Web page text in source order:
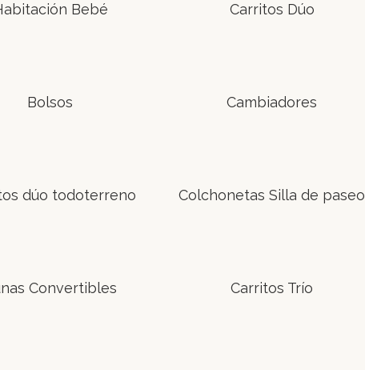
Bebé Carritos Dúo
Bolsos Cambiadores
dúo todoterreno Colchonetas Silla de paseo
Convertibles Carritos Trío